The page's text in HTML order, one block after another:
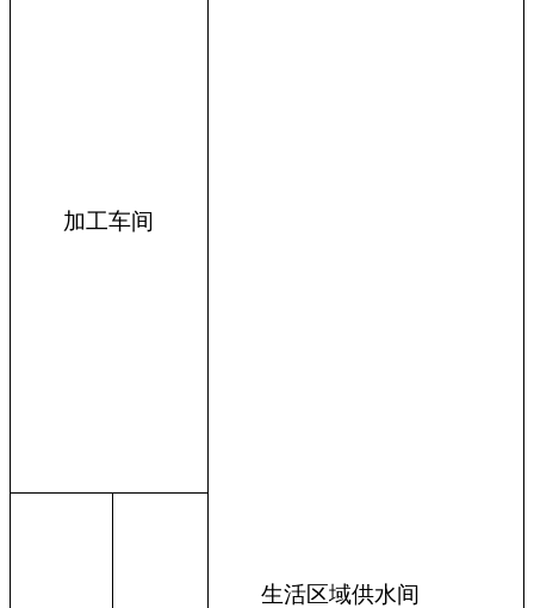
加工车间
生活区域供水间